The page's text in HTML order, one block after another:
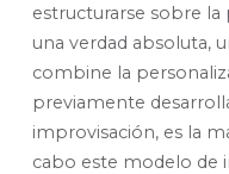
estructurarse sobre la
una verdad absoluta,
combine la
previamente
improvisación, es la
cabo este modelo de